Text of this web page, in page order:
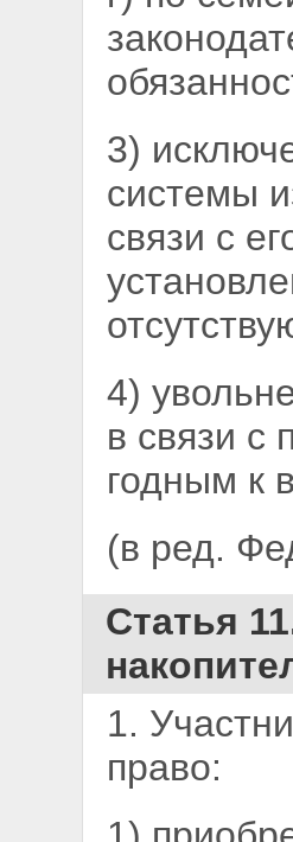
3)
системы
связи с
4)
в связи с
годным к
(в ред.
Статья
1.
право: